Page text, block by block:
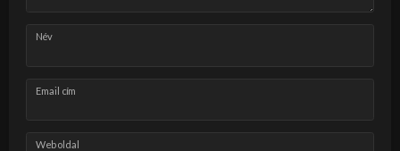
Név
Email cím
Weboldal